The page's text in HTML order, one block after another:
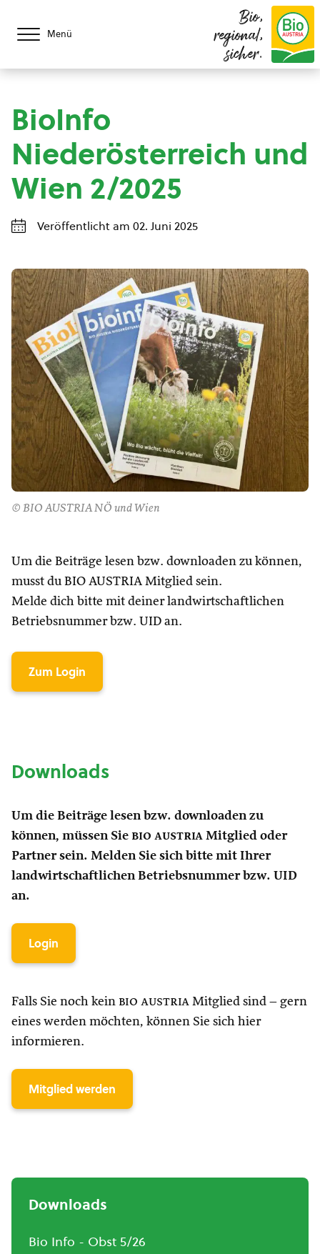
Menü
Bio,
regional,
sicher.
BioInfo
Niederösterreich und
Wien 2/2025
Veröffentlicht am 02. Juni 2025
© BIO AUSTRIA NÖ und Wien
Um die Beiträge lesen bzw. downloaden zu können,
musst du BIO AUSTRIA Mitglied sein.
Melde dich bitte mit deiner landwirtschaftlichen
Betriebsnummer bzw. UID an.
Zum Login
Downloads
Um die Beiträge lesen bzw. downloaden zu
können, müssen Sie bio austria Mitglied oder
Partner sein. Melden Sie sich bitte mit Ihrer
landwirtschaftlichen Betriebsnummer bzw. UID
an.
Login
Falls Sie noch kein bio austria Mitglied sind – gern
eines werden möchten, können Sie sich hier
informieren.
Mitglied werden
Downloads
Bio Info - Obst 5/26